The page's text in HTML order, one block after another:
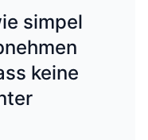
simpel
keine